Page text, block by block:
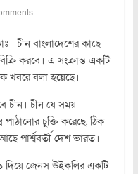
চীন বাংলাদেশের কাছে
করবে। এ সংক্রান্ত একটি
খবরে বলা হয়েছে।
চীন। চীন যে সময়
পাঠানোর চুক্তি করেছে, ঠিক
পার্শ্ববর্তী দেশ ভারত।
দিয়ে জেনস উইকলির একটি